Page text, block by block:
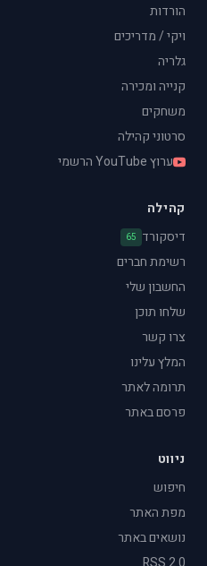
הורדות
ויקי / מדריכים
גלריה
קנייה ומכירה
משחקים
סרטוני קהילה
ערוץ YouTube הרשמי
קהילה
דיסקורד 65
רשימת חברים
החשבון שלי
שלחו תוכן
צרו קשר
המלץ עלינו
תרומה לאתר
פרסם באתר
ניווט
חיפוש
מפת האתר
נושאים באתר